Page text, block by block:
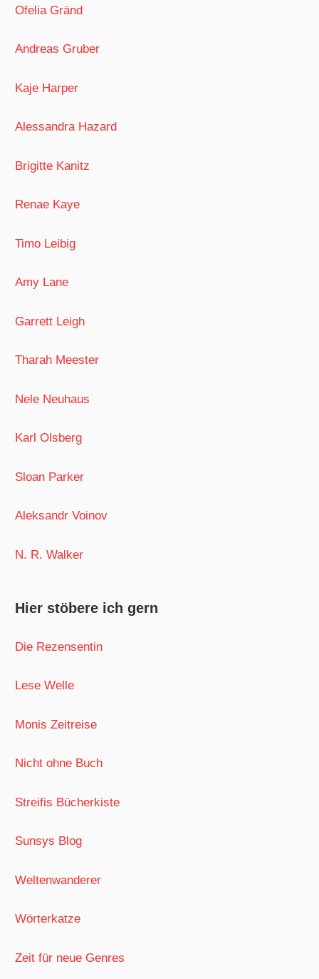
Ofelia Gränd
Andreas Gruber
Kaje Harper
Alessandra Hazard
Brigitte Kanitz
Renae Kaye
Timo Leibig
Amy Lane
Garrett Leigh
Tharah Meester
Nele Neuhaus
Karl Olsberg
Sloan Parker
Aleksandr Voinov
N. R. Walker
Hier stöbere ich gern
Die Rezensentin
Lese Welle
Monis Zeitreise
Nicht ohne Buch
Streifis Bücherkiste
Sunsys Blog
Weltenwanderer
Wörterkatze
Zeit für neue Genres